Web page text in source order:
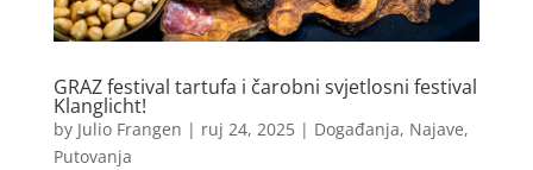
GRAZ festival tartufa i čarobni svjetlosni festival
Klanglicht!
by Julio Frangen | ruj 24, 2025| Događanja, Najave,
Putovanja